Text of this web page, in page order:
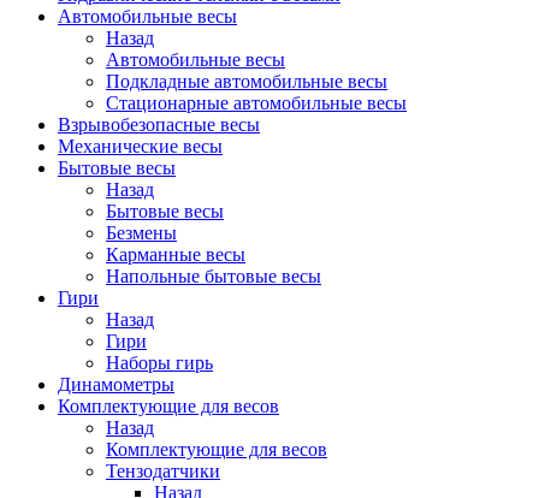
Автомобильные весы
Назад
Автомобильные весы
Подкладные автомобильные весы
Стационарные автомобильные весы
Взрывобезопасные весы
Механические весы
Бытовые весы
Назад
Бытовые весы
Безмены
Карманные весы
Напольные бытовые весы
Гири
Назад
Гири
Наборы гирь
Динамометры
Комплектующие для весов
Назад
Комплектующие для весов
Тензодатчики
Назад